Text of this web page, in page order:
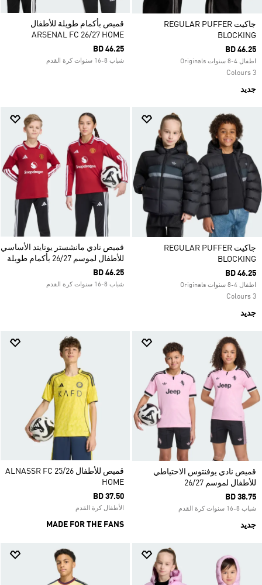
جاكيت REGULAR PUFFER
BLOCKING
BD 46.25
اطفال 4-8 سنوات Originals
3 Colours
جديد
قميص بأكمام طويلة للأطفال
ARSENAL FC 26/27 HOME
BD 46.25
شباب 8-16 سنوات كرة القدم
جاكيت REGULAR PUFFER
BLOCKING
BD 46.25
اطفال 4-8 سنوات Originals
3 Colours
جديد
قميص نادي مانشستر يونايتد الأساسي
للأطفال لموسم 26/27 بأكمام طويلة
BD 46.25
شباب 8-16 سنوات كرة القدم
قميص نادي يوفنتوس الاحتياطي
للأطفال لموسم 26/27
BD 38.75
شباب 8-16 سنوات كرة القدم
جديد
قميص للأطفال ALNASSR FC 25/26
HOME
BD 37.50
الأطفال كرة القدم
MADE FOR THE FANS